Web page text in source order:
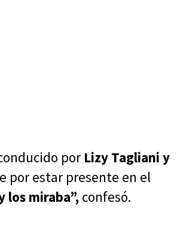
por Lizy Tagliani y
por estar presente en el
los miraba”, confesó.